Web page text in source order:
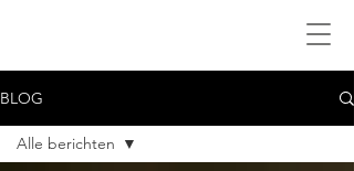
BLOG
Alle berichten